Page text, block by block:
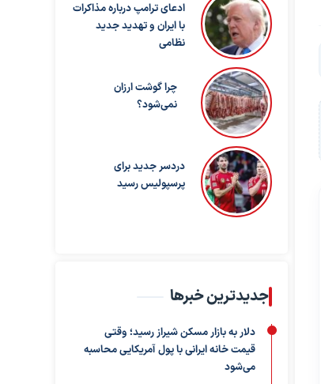
ادعای ترامپ درباره مذاکرات
با ایران و تهدید جدید
نظامی
چرا گوشت ارزان
نمی‌شود؟
دردسر جدید برای
پرسپولیس رسید
جدیدترین خبرها
دلار به بازار مسکن شیراز رسید؛ وقتی
قیمت خانه ایرانی با پول آمریکایی محاسبه
می‌شود